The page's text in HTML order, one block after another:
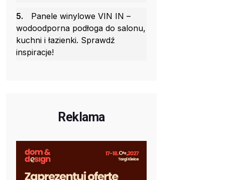
5.
Panele winylowe VIN IN –
wodoodporna podłoga do salonu,
kuchni i łazienki. Sprawdź
inspiracje!
Reklama